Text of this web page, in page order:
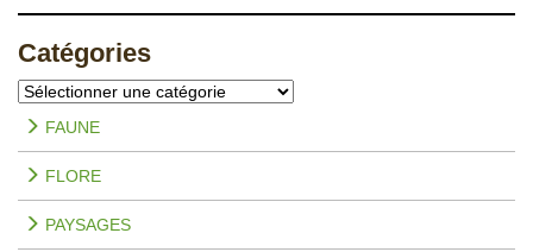
Catégories
Catégories
FAUNE
FLORE
PAYSAGES